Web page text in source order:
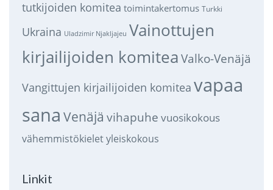
tutkijoiden komitea toimintakertomus Turkki
Ukraina Uladzimir Njakljajeu Vainottujen
kirjailijoiden komitea Valko-Venäjä
Vangittujen kirjailijoiden komitea vapaa
sana Venäjä vihapuhe vuosikokous
vähemmistökieletyleiskokous
Linkit